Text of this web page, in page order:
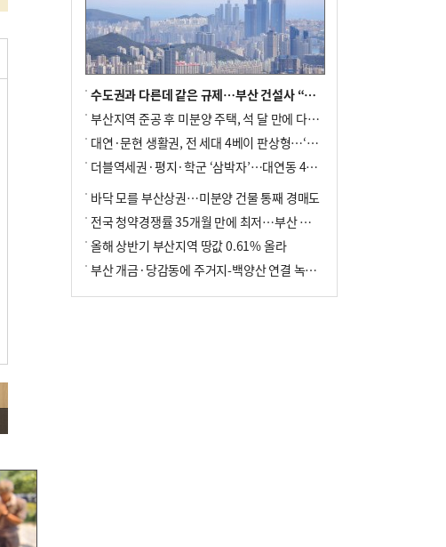
수도권과 다른데 같은 규제…부산 건설사 “쓰러지기 직전”
부산지역 준공 후 미분양 주택, 석 달 만에 다시 3000가구 넘어서
대연·문현 생활권, 전 세대 4베이 판상형…‘더샵 트리센트’ 내달 분양
더블역세권·평지·학군 ‘삼박자’…대연동 42층 브랜드 단지
바닥 모를 부산상권…미분양 건물 통째 경매도
전국 청약경쟁률 35개월 만에 최저…부산 미분양 ‘적체’ 심화
올해 상반기 부산지역 땅값 0.61% 올라
부산 개금·당감동에 주거지-백양산 연결 녹지 조성